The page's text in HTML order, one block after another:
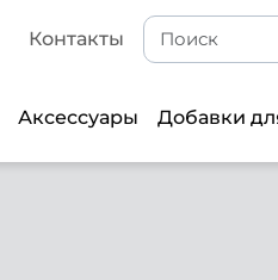
Контакты
Аксессуары Добавки